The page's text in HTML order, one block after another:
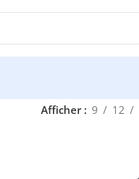
Afficher 9 12